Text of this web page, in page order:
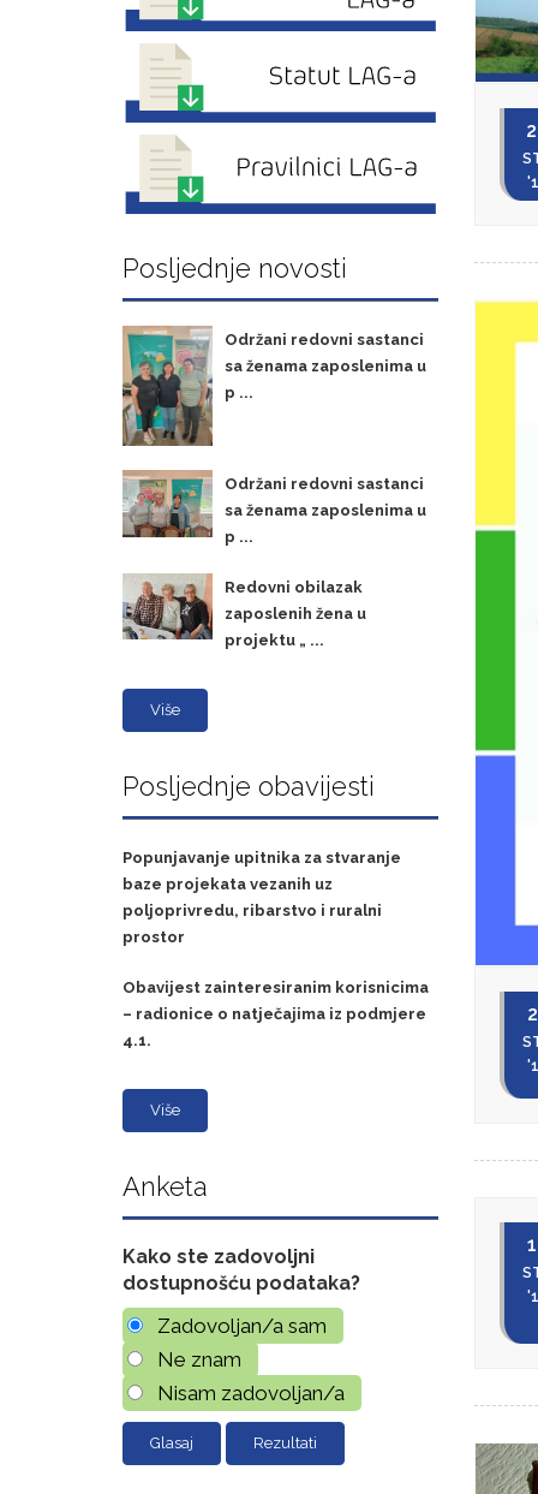
Posljednje novosti
Održani redovni sastanci
sa ženama zaposlenima u
p ...
Održani redovni sastanci
sa ženama zaposlenima u
p ...
Redovni obilazak
zaposlenih žena u
projektu „ ...
Više
Posljednje obavijesti
Popunjavanje upitnika za stvaranje
baze projekata vezanih uz
poljoprivredu, ribarstvo i ruralni
prostor
Obavijest zainteresiranim korisnicima
– radionice o natječajima iz podmjere
4.1.
Više
Anketa
Kako ste zadovoljni
dostupnošću podataka?
Zadovoljan/a sam
Ne znam
Nisam zadovoljan/a
Rezultati